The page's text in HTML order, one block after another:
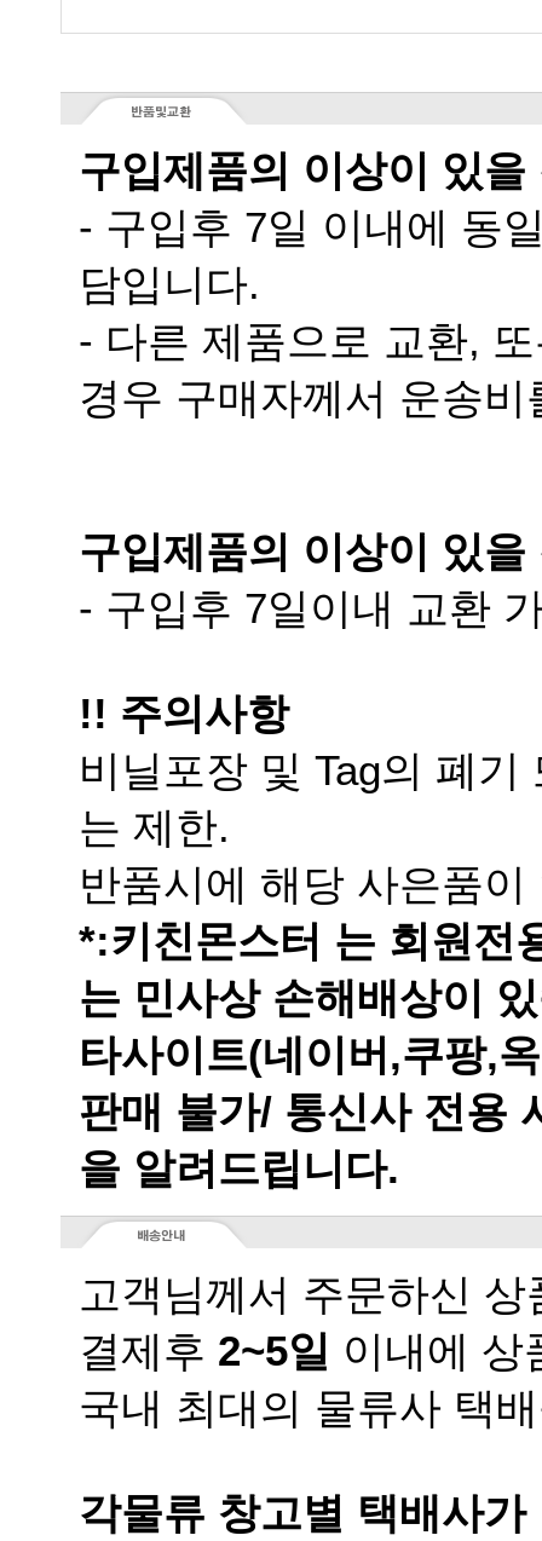
구입제품의 이상이 있을
담입니다.
경우 구매자께서 운송
구입제품의 이상이 있
- 구입후 7일이내 교환
!! 주의사항
는 제한.
반품시에 해당 사은품
는 민사상 손해배상이
을 알려드립니다.
고객님께서 주문하신
결제후 2~5일 이내에 상
국내 최대의 물류사 택